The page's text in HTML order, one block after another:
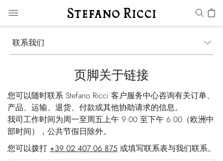
联系我们
页脚关于链接
您可以随时联系 Stefano Ricci 客户服务中心咨询有关订单、
产品、运输、退货、付款或其他协助请求的信息。
我司工作时间为周一至周五上午 9:00 至下午 6:00（欧洲中
部时间），公共节假日除外。
您可以拨打 +39 02 407 06 875 或填写联系表与我们联系。